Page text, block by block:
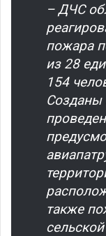
– ДЧС
пожара
из 28
154
Созданы
также